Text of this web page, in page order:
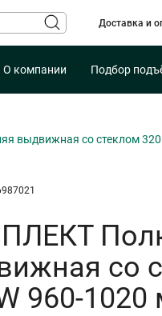
Доставка и
О компании Подбор
выдвижная со стеклом
со
960-